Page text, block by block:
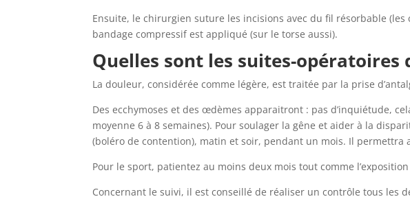
Ensuite, le chirurgien suture les incisions avec du fil résorbable
bandage compressif est appliqué (sur le torse aussi).
Quelles sont les suites-opératoires
La douleur, considérée comme légère, est traitée par la prise
Des ecchymoses et des œdèmes apparaitront : pas d’inquiétude,
moyenne 6 à 8 semaines). Pour soulager la gêne et aider à la
(boléro de contention), matin et soir, pendant un mois. Il permettra
Pour le sport, patientez au moins deux mois tout comme
Concernant le suivi, il est conseillé de réaliser un contrôle tous les